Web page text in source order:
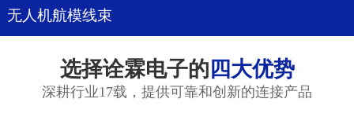
无人机航模线束
选择诠霖电子的 四大优势
深耕行业17载，提供可靠和创新的连接产品